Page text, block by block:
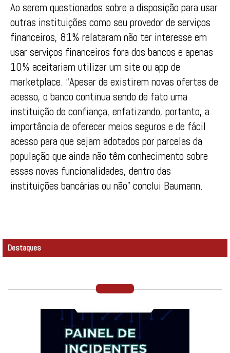
Ao serem questionados sobre a disposição para usar
outras instituições como seu provedor de serviços
financeiros, 81% relataram não ter interesse em
usar serviços financeiros fora dos bancos e apenas
10% aceitariam utilizar um site ou app de
marketplace. “Apesar de existirem novas ofertas de
acesso, o banco continua sendo de fato uma
instituição de confiança, enfatizando, portanto, a
importância de oferecer meios seguros e de fácil
acesso para que sejam adotados por parcelas da
população que ainda não têm conhecimento sobre
essas novas funcionalidades, dentro das
instituições bancárias ou não” conclui Baumann.
Destaques